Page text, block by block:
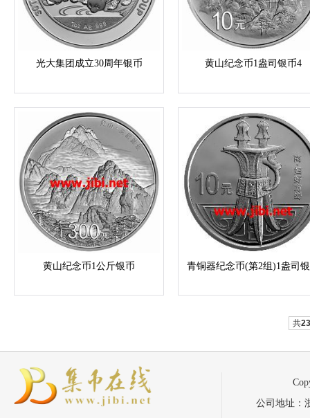
光大集团成立30周年银币 黄山纪念币1盎司银币4
黄山纪念币1公斤银币 青铜器纪念币(第2组)1盎司
共23
公司地址：